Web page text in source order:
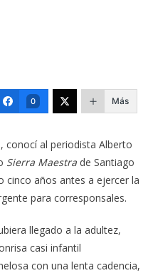
0 Más
conocí al periodista Alberto
Sierra Maestrade Santiago
cinco años antes a ejercer la
para corresponsales.
llegado a la adultez,
casi infantil
con una lenta cadencia,